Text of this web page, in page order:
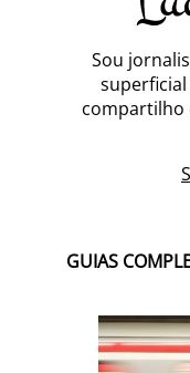
Sou
superficial
compartilho
GUIAS